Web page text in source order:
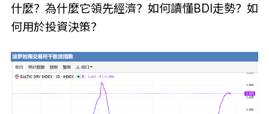
什麼？為什麼它領先經濟？如何讀懂BDI走勢？如
何用於投資決策？